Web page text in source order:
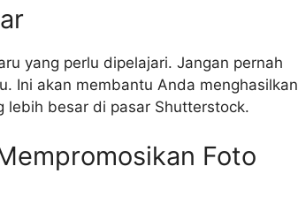
yang perlu dipelajari. Jangan pernah
Ini akan membantu Anda menghasilkan
lebih besar di pasar Shutterstock.
Foto